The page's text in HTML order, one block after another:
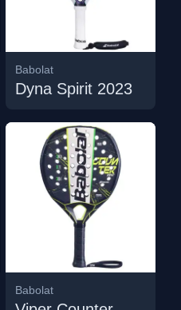
Babolat
Dyna Spirit 2023
Babolat